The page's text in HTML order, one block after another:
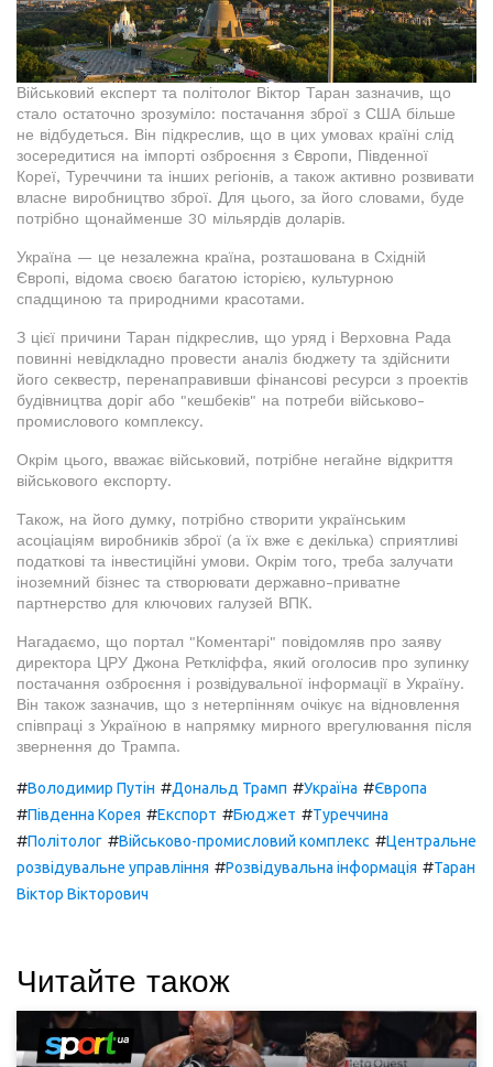
Військовий експерт та політолог Віктор Таран зазначив, що
стало остаточно зрозуміло: постачання зброї з США більше
не відбудеться. Він підкреслив, що в цих умовах країні слід
зосередитися на імпорті озброєння з Європи, Південної
Кореї, Туреччини та інших регіонів, а також активно розвивати
власне виробництво зброї. Для цього, за його словами, буде
потрібно щонайменше 30 мільярдів доларів.
Україна — це незалежна країна, розташована в Східній
Європі, відома своєю багатою історією, культурною
спадщиною та природними красотами.
З цієї причини Таран підкреслив, що уряд і Верховна Рада
повинні невідкладно провести аналіз бюджету та здійснити
його секвестр, перенаправивши фінансові ресурси з проектів
будівництва доріг або "кешбеків" на потреби військово-
промислового комплексу.
Окрім цього, вважає військовий, потрібне негайне відкриття
військового експорту.
Також, на його думку, потрібно створити українським
асоціаціям виробників зброї (а їх вже є декілька) сприятливі
податкові та інвестиційні умови. Окрім того, треба залучати
іноземний бізнес та створювати державно-приватне
партнерство для ключових галузей ВПК.
Нагадаємо, що портал "Коментарі" повідомляв про заяву
директора ЦРУ Джона Реткліффа, який оголосив про зупинку
постачання озброєння і розвідувальної інформації в Україну.
Він також зазначив, що з нетерпінням очікує на відновлення
співпраці з Україною в напрямку мирного врегулювання після
звернення до Трампа.
#Володимир Путін #Дональд Трамп #Україна #Європа
#Південна Корея #Експорт #Бюджет #Туреччина
#Політолог #Військово-промисловий комплекс #Центральне
розвідувальне управління #Розвідувальна інформація #Таран
Віктор Вікторович
Читайте також